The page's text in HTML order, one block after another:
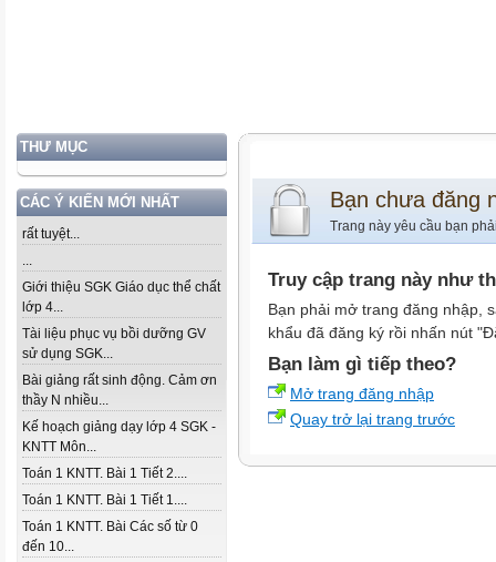
THƯ MỤC
CÁC Ý KIẾN MỚI NHẤT
rất tuyệt...
...
Giới thiệu SGK Giáo dục thể chất
lớp 4...
Tài liệu phục vụ bồi dưỡng GV
sử dụng SGK...
Bài giảng rất sinh động. Cảm ơn
thầy N nhiều...
Kế hoạch giảng dạy lớp 4 SGK -
KNTT Môn...
Toán 1 KNTT. Bài 1 Tiết 2....
Toán 1 KNTT. Bài 1 Tiết 1....
Toán 1 KNTT. Bài Các số từ 0
đến 10...
Bạn chưa đăng
Trang này yêu cầu bạn
Truy cập trang này như
Bạn phải mở trang đăng nhập,
khẩu đã đăng ký rồi nhấn nút
Bạn làm gì tiếp theo?
Mở trang đăng nhập
Quay trở lại trang trước